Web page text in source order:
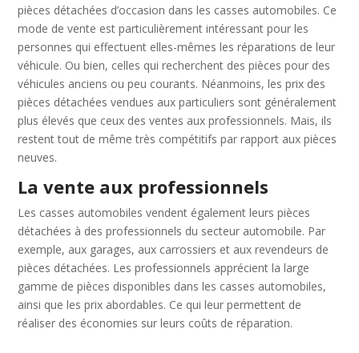
pièces détachées d’occasion dans les casses automobiles. Ce
mode de vente est particulièrement intéressant pour les
personnes qui effectuent elles-mêmes les réparations de leur
véhicule. Ou bien, celles qui recherchent des pièces pour des
véhicules anciens ou peu courants. Néanmoins, les prix des
pièces détachées vendues aux particuliers sont généralement
plus élevés que ceux des ventes aux professionnels. Mais, ils
restent tout de même très compétitifs par rapport aux pièces
neuves.
La vente aux professionnels
Les casses automobiles vendent également leurs pièces
détachées à des professionnels du secteur automobile. Par
exemple, aux garages, aux carrossiers et aux revendeurs de
pièces détachées. Les professionnels apprécient la large
gamme de pièces disponibles dans les casses automobiles,
ainsi que les prix abordables. Ce qui leur permettent de
réaliser des économies sur leurs coûts de réparation.